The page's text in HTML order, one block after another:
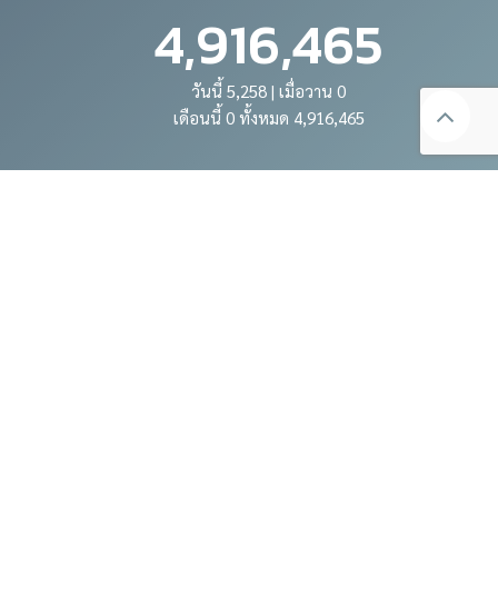
4,916,465
วันนี้ 5,258 | เมื่อวาน 0
เดือนนี้ 0 ทั้งหมด 4,916,465